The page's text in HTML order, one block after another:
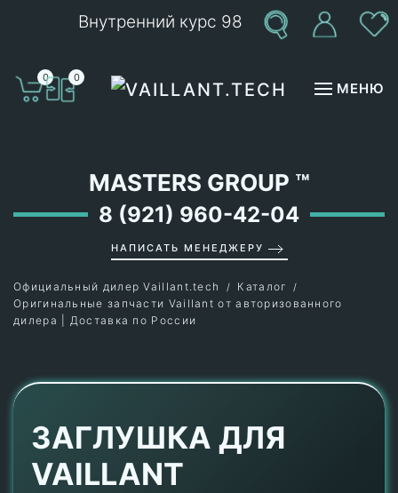
Внутренний курс 98
0 0
МЕНЮ
MASTERS GROUP ™
8 (921) 960-42-04
НАПИСАТЬ МЕНЕДЖЕРУ
Официальный дилер Vaillant.tech
Каталог
Оригинальные запчасти Vaillant от авторизованного
дилера | Доставка по России
ЗАГЛУШКА ДЛЯ
VAILLANT